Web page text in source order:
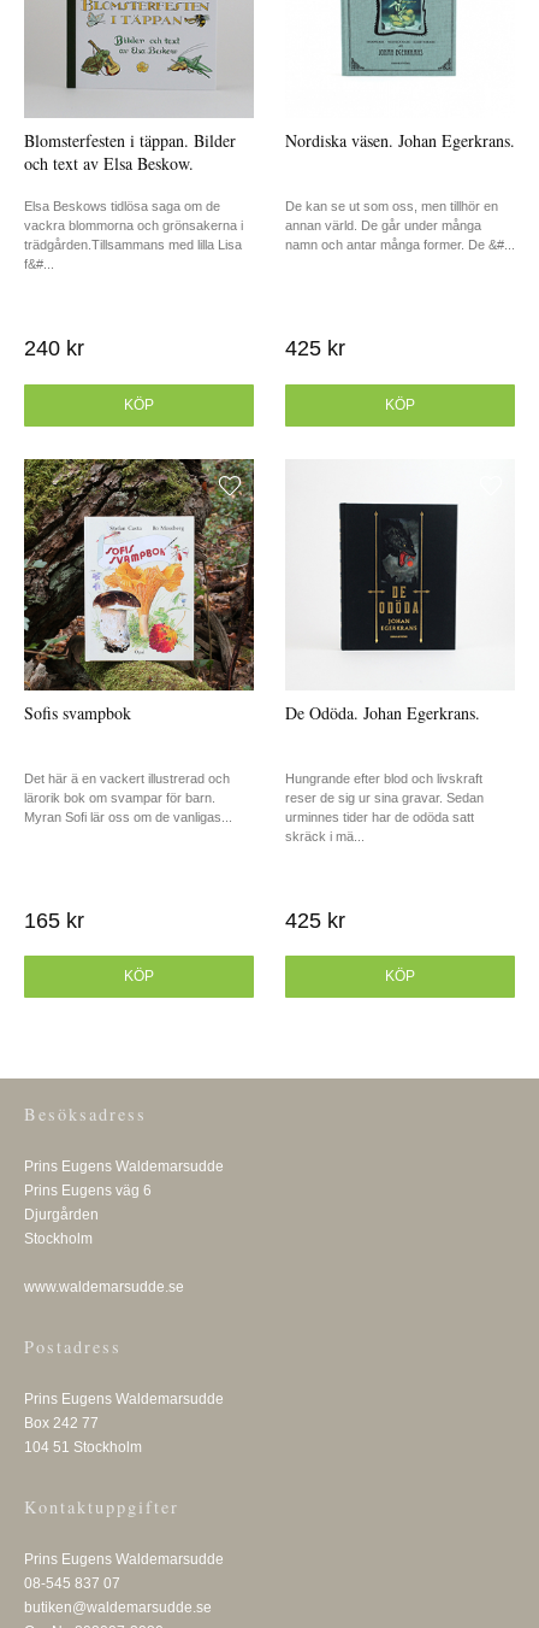
Blomsterfesten i täppan. Bilder
och text av Elsa Beskow.
Elsa Beskows tidlösa saga om de
vackra blommorna och grönsakerna i
trädgården.Tillsammans med lilla Lisa
f&#...
240 kr
KÖP
Nordiska väsen. Johan Egerkrans.
De kan se ut som oss, men tillhör en
annan värld. De går under många
namn och antar många former. De &#...
425 kr
KÖP
Sofis svampbok
Det här ä en vackert illustrerad och
lärorik bok om svampar för barn.
Myran Sofi lär oss om de vanligas...
165 kr
KÖP
De Odöda. Johan Egerkrans.
Hungrande efter blod och livskraft
reser de sig ur sina gravar. Sedan
urminnes tider har de odöda satt
skräck i mä...
425 kr
KÖP
Besöksadress
Prins Eugens Waldemarsudde
Prins Eugens väg 6
Djurgården
Stockholm
www.waldemarsudde.se
Postadress
Prins Eugens Waldemarsudde
Box 242 77
104 51 Stockholm
Kontaktuppgifter
Prins Eugens Waldemarsudde
08-545 837 07
butiken@waldemarsudde.se